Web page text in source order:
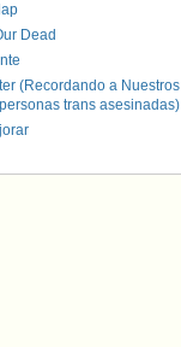
Dead
(Recordando a Nuestros
trans asesinadas)